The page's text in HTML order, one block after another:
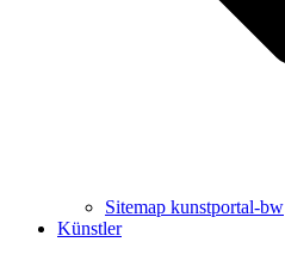
Harald Schwiers
Sitemap kunstportal-bw
Künstler